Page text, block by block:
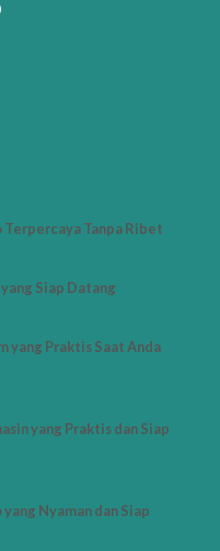
Terpercaya Tanpa Ribet
Siap Datang
yang Praktis Saat Anda
yang Praktis dan Siap
Nyaman dan Siap